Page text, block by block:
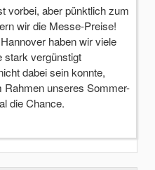
vorbei, aber pünktlich zum
wir die Messe-Preise!
haben wir viele
stark vergünstigt
dabei sein konnte,
Rahmen unseres Sommer-
die Chance.